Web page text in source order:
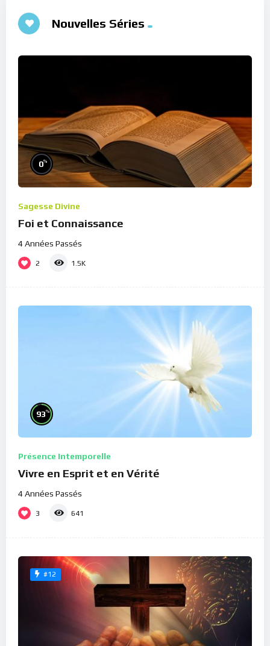
Nouvelles Séries
0%
Sagesse Divine
Foi et Connaissance
4 Années Passés
2 1.5K
93%
Présence Intemporelle
Vivre en Esprit et en Vérité
4 Années Passés
3 641
#12